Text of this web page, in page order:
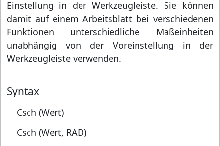
Einstellung in der Werkzeugleiste. Sie können
damit auf einem Arbeitsblatt bei verschiedenen
Funktionen unterschiedliche Maßeinheiten
unabhängig von der Voreinstellung in der
Werkzeugleiste verwenden.
Syntax
Csch (Wert)
Csch (Wert, RAD)